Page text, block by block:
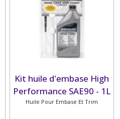
Kit huile d'embase High
Performance SAE90 - 1L
+ pompe
Huile Pour Embase Et Trim